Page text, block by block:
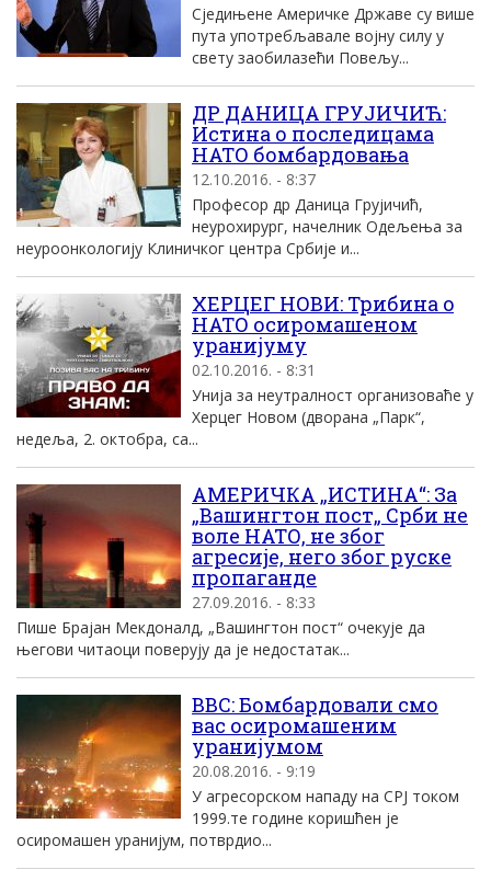
Сjедињене Aмеричке Државе су више
пута употребљавале воjну силу у
свету заобилазећи Повељу...
ДР ДАНИЦА ГРУЈИЧИЋ:
Истина о последицама
НАТО бомбардовања
12.10.2016. - 8:37
Професор др Даница Грујичић,
неурохирург, начелник Одељења за
неуроонкологију Клиничког центра Србије и...
ХЕРЦЕГ НОВИ: Трибина o
НАТО осиромашеном
уранијуму
02.10.2016. - 8:31
Унија за неутралност организоваће у
Херцег Новом (дворана „Парк“,
недеља, 2. октобра, са...
АМЕРИЧКА „ИСТИНА“: За
„Вашингтон пост„ Срби не
воле НАТО, не због
агресије, него због руске
пропаганде
27.09.2016. - 8:33
Пише Брајан Мекдоналд, „Вашингтон пост“ очекује да
његови читаоци поверују да је недостатак...
BBC: Бомбардовали смо
вас осиромашеним
уранијумом
20.08.2016. - 9:19
У агресорском нападу на СРЈ током
1999.те године коришћен је
осиромашен уранијум, потврдио...